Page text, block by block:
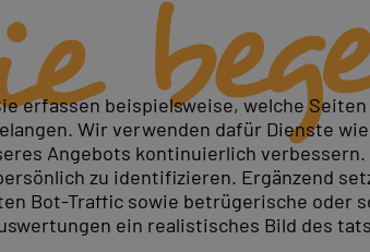
- SQL-Server-Administration hat viele
erfassen beispielsweise, welche
Wir verwenden dafür Dienste
Angebots kontinuierlich
zu identifizieren. Ergänzend
Bot-Traffic sowie betrügerische oder
ein realistisches Bild des